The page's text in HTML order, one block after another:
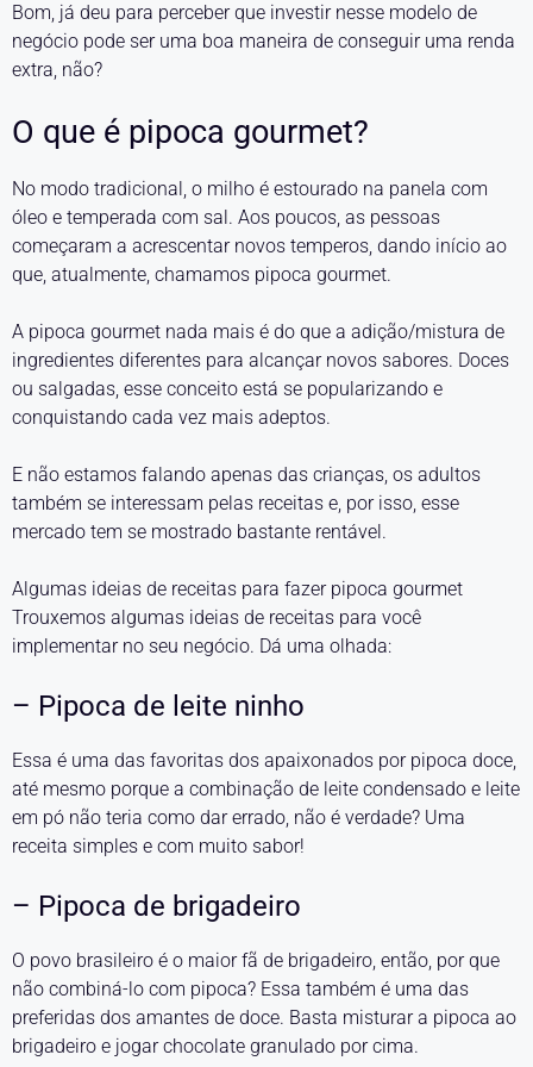
Bom, já deu para perceber que investir nesse modelo de
negócio pode ser uma boa maneira de conseguir uma renda
extra, não?
O que é pipoca gourmet?
No modo tradicional, o milho é estourado na panela com
óleo e temperada com sal. Aos poucos, as pessoas
começaram a acrescentar novos temperos, dando início ao
que, atualmente, chamamos pipoca gourmet.
A pipoca gourmet nada mais é do que a adição/mistura de
ingredientes diferentes para alcançar novos sabores. Doces
ou salgadas, esse conceito está se popularizando e
conquistando cada vez mais adeptos.
E não estamos falando apenas das crianças, os adultos
também se interessam pelas receitas e, por isso, esse
mercado tem se mostrado bastante rentável.
Algumas ideias de receitas para fazer pipoca gourmet
Trouxemos algumas ideias de receitas para você
implementar no seu negócio. Dá uma olhada:
– Pipoca de leite ninho
Essa é uma das favoritas dos apaixonados por pipoca doce,
até mesmo porque a combinação de leite condensado e leite
em pó não teria como dar errado, não é verdade? Uma
receita simples e com muito sabor!
– Pipoca de brigadeiro
O povo brasileiro é o maior fã de brigadeiro, então, por que
não combiná-lo com pipoca? Essa também é uma das
preferidas dos amantes de doce. Basta misturar a pipoca ao
brigadeiro e jogar chocolate granulado por cima.